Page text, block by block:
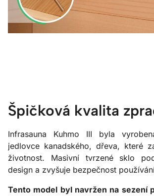
Špičková kvalita
Infrasauna Kuhmo III byla
jedlovce kanadského, dřeva, které
životnost. Masivní tvrzené sklo
design a zvyšuje bezpečnost
Tento model byl navržen na sezení